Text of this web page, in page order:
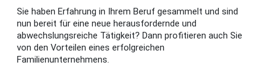
Sie haben Erfahrung in Ihrem Beruf gesammelt und sind
nun bereit für eine neue herausfordernde und
abwechslungsreiche Tätigkeit? Dann profitieren auch Sie
von den Vorteilen eines erfolgreichen
Familienunternehmens.